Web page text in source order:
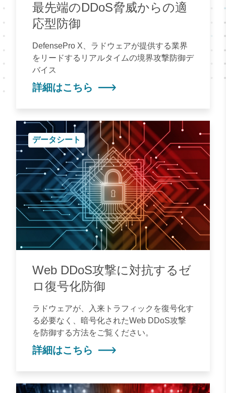
最先端のDDoS脅威からの適
応型防御
DefensePro X、ラドウェアが提供する業界
をリードするリアルタイムの境界攻撃防御デ
バイス
詳細はこちら
データシート
Web DDoS攻撃に対抗するゼ
ロ復号化防御
ラドウェアが、入来トラフィックを復号化す
る必要なく、暗号化されたWeb DDoS攻撃
を防御する方法をご覧ください。
詳細はこちら